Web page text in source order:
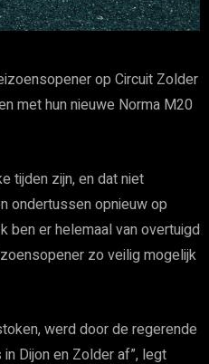
op Circuit Zolder
met hun nieuwe Norma M20
tijden zijn, en dat niet
ondertussen opnieuw op
ben er helemaal van overtuigd
zo veilig mogelijk
werd door de regerende
Dijon en Zolder af”, legt